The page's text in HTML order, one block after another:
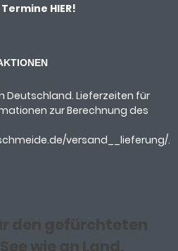
HIER!
Deutschland. Lieferzeiten für
zur Berechnung des
versand__lieferung/.
den gefürchteten
wie an Land.